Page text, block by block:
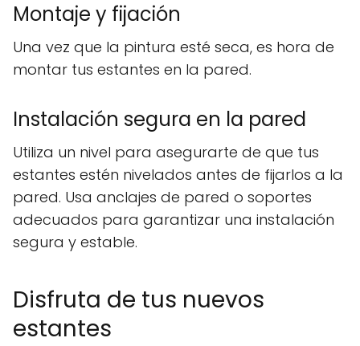
Montaje y fijación
Una vez que la pintura esté seca, es hora de
montar tus estantes en la pared.
Instalación segura en la pared
Utiliza un nivel para asegurarte de que tus
estantes estén nivelados antes de fijarlos a la
pared. Usa anclajes de pared o soportes
adecuados para garantizar una instalación
segura y estable.
Disfruta de tus nuevos
estantes